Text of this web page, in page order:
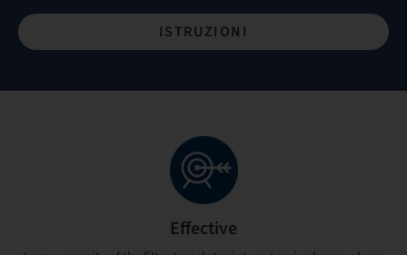
ISTRUZIONI
Effective